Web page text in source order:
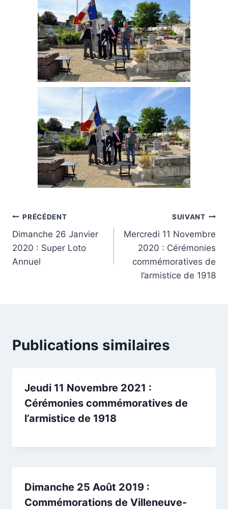
Navigation
de
l’article
PRÉCÉDENT
Dimanche 26 Janvier
2020 : Super Loto
Annuel
SUIVANT
Mercredi 11 Novembre
2020 : Cérémonies
commémoratives de
l’armistice de 1918
Publications similaires
Jeudi 11 Novembre 2021 :
Cérémonies commémoratives de
l’armistice de 1918
Dimanche 25 Août 2019 :
Commémorations de Villeneuve-